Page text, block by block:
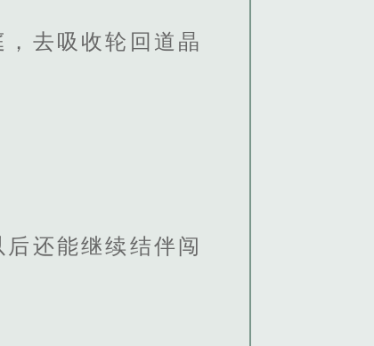
去吸收轮回道晶
还能继续结伴闯